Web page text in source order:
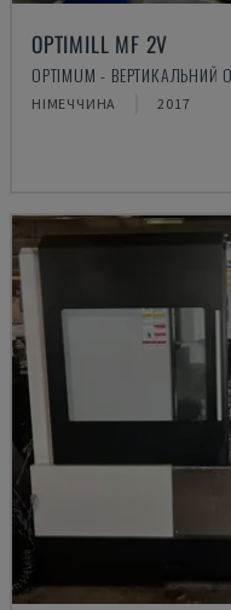
OPTIMILL MF 2V
OPTIMUM -
НІМЕЧЧИНА 2017